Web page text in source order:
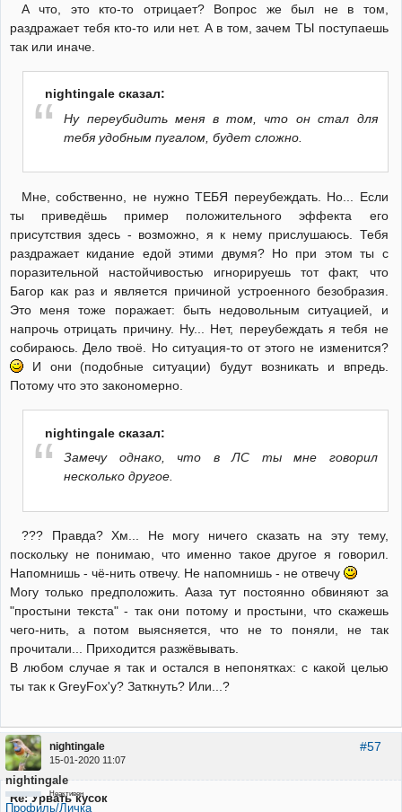
А что, это кто-то отрицает? Вопрос же был не в том,
раздражает тебя кто-то или нет. А в том, зачем ТЫ поступаешь
так или иначе.
nightingale сказал:
Ну переубидить меня в том, что он стал для
тебя удобным пугалом, будет сложно.
Мне, собственно, не нужно ТЕБЯ переубеждать. Но... Если
ты приведёшь пример положительного эффекта его
присутствия здесь - возможно, я к нему прислушаюсь. Тебя
раздражает кидание едой этими двумя? Но при этом ты с
поразительной настойчивостью игнорируешь тот факт, что
Багор как раз и является причиной устроенного безобразия.
Это меня тоже поражает: быть недовольным ситуацией, и
напрочь отрицать причину. Ну... Нет, переубеждать я тебя не
собираюсь. Дело твоё. Но ситуация-то от этого не изменится?
И они (подобные ситуации) будут возникать и впредь.
Потому что это закономерно.
nightingale сказал:
Замечу однако, что в ЛС ты мне говорил
несколько другое.
??? Правда? Хм... Не могу ничего сказать на эту тему,
поскольку не понимаю, что именно такое другое я говорил.
Напомнишь - чё-нить отвечу. Не напомнишь - не отвечу
Могу только предположить. Ааза тут постоянно обвиняют за
"простыни текста" - так они потому и простыни, что скажешь
чего-нить, а потом выясняется, что не то поняли, не так
прочитали... Приходится разжёвывать.
В любом случае я так и остался в непонятках: с какой целью
ты так к GreyFox'у? Заткнуть? Или...?
#57
nightingale
15-01-2020 11:07
nightingale
Неактивен
Профиль/Личка
Re: Урвать кусок